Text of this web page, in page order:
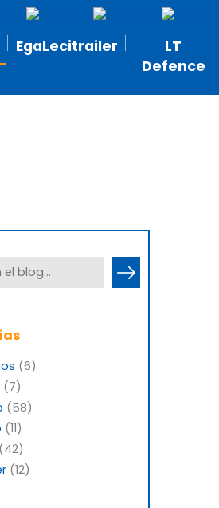
EgaLecitrailer
LT
Defence
(6)
(7)
(58)
(11)
(42)
(12)